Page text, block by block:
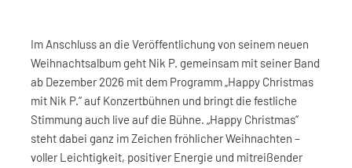
Im Anschluss an die Veröffentlichung von seinem neuen
Weihnachtsalbum geht Nik P. gemeinsam mit seiner Band
ab Dezember 2026 mit dem Programm „Happy Christmas
mit Nik P.“ auf Konzertbühnen und bringt die festliche
Stimmung auch live auf die Bühne. „Happy Christmas“
steht dabei ganz im Zeichen fröhlicher Weihnachten –
voller Leichtigkeit, positiver Energie und mitreißender